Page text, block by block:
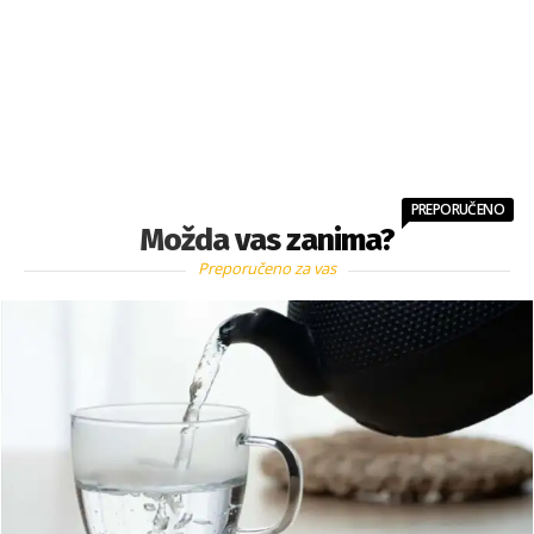
Možda vas zanima?
PREPORUČENO
Preporučeno za vas